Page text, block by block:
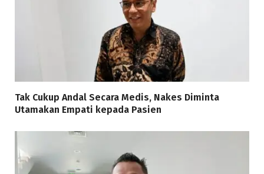
Tak Cukup Andal Secara Medis, Nakes Diminta
Utamakan Empati kepada Pasien